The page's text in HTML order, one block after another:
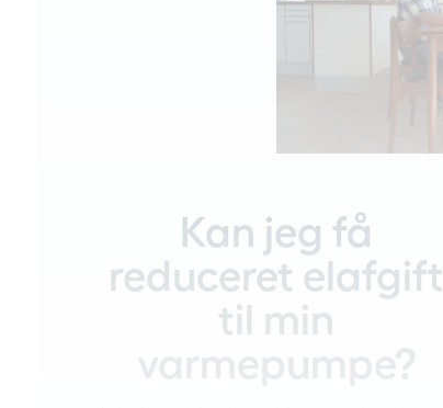
Kan jeg få
reduceret elafgift
til min
varmepumpe?